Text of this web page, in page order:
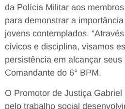
da Polícia Militar aos
para demonstrar a
jovens contemplados.
cívicos e disciplina, visamos
persistência em alcançar seus
Comandante do 6° BPM.
O Promotor de Justiça
pelo trabalho social